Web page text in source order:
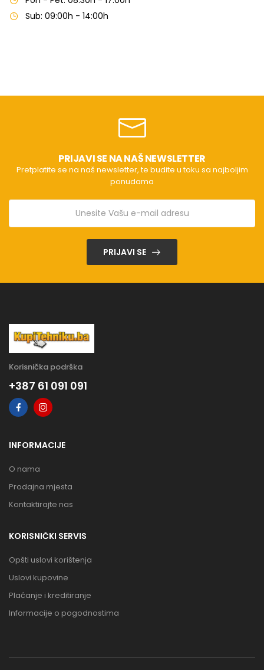
Sub: 09:00h - 14:00h
PRIJAVI SE NA NAŠ NEWSLETTER
Pretplatite se na naš newsletter, te budite u toku sa najboljim
ponudama
PRIJAVI SE
Korisnička podrška
+387 61 091 091
INFORMACIJE
O nama
Prodajna mjesta
Kontaktirajte nas
KORISNIČKI SERVIS
Opšti uslovi korištenja
Uslovi kupovine
Plaćanje i kreditiranje
Informacije o pogodnostima